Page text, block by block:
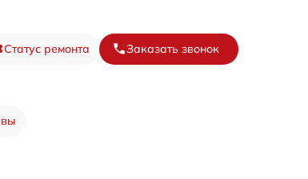
Статус ремонта Заказать звонок